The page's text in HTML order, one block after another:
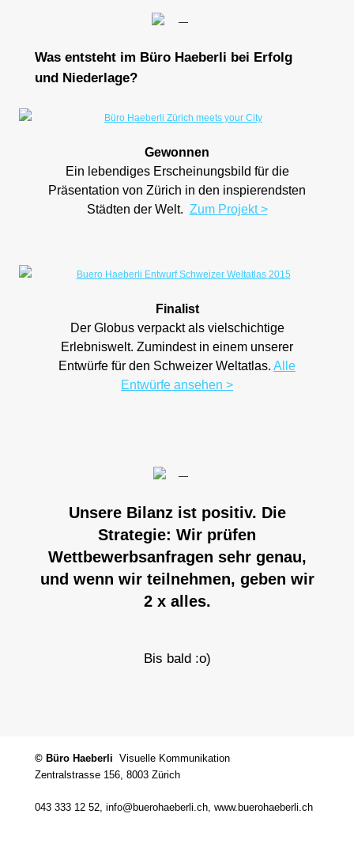
Was entsteht im Büro Haeberli bei Erfolg
und Niederlage?
Gewonnen
Ein lebendiges Erscheinungsbild für die
Präsentation von Zürich in den inspierendsten
Städten der Welt. Zum Projekt >
Finalist
Der Globus verpackt als vielschichtige
Erlebniswelt. Zumindest in einem unserer
Entwürfe für den Schweizer Weltatlas. Alle
Entwürfe ansehen >
Unsere Bilanz ist positiv. Die
Strategie: Wir prüfen
Wettbewerbsanfragen sehr genau,
und wenn wir teilnehmen, geben wir
2 x alles.
Bis bald :o)
© Büro Haeberli Visuelle Kommunikation
Zentralstrasse 156, 8003 Zürich
043 333 12 52, info@buerohaeberli.ch, www.buerohaeberli.ch